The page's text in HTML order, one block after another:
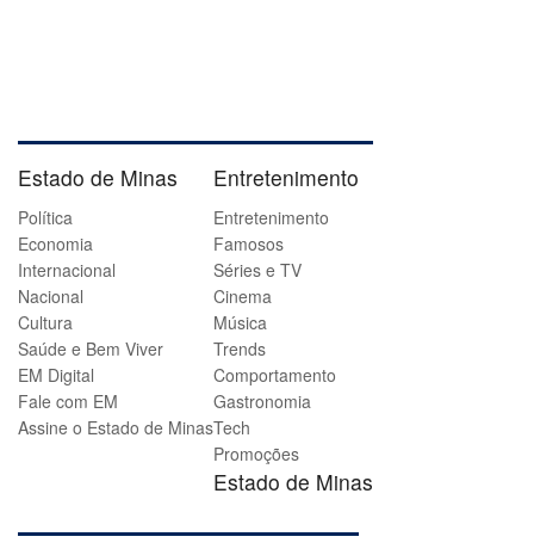
Estado de Minas
Política
Economia
Internacional
Nacional
Cultura
Saúde e Bem Viver
EM Digital
Fale com EM
Assine o Estado de Minas
Entretenimento
Entretenimento
Famosos
Séries e TV
Cinema
Música
Trends
Comportamento
Gastronomia
Tech
Promoções
Estado de Minas